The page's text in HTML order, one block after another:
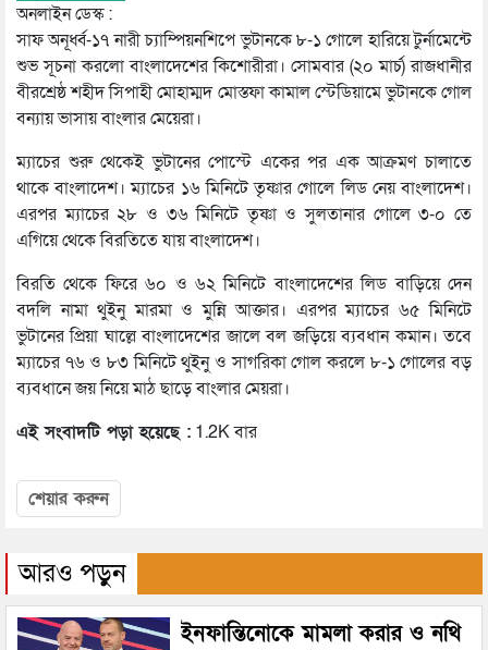
অনলাইন ডেস্ক :
সাফ অনূর্ধ্ব-১৭ নারী চ্যাম্পিয়নশিপে ভুটানকে ৮-১ গোলে হারিয়ে টুর্নামেন্টে
শুভ সূচনা করলো বাংলাদেশের কিশোরীরা। সোমবার (২০ মার্চ) রাজধানীর
বীরশ্রেষ্ঠ শহীদ সিপাহী মোহাম্মদ মোস্তফা কামাল স্টেডিয়ামে ভুটানকে গোল
বন্যায় ভাসায় বাংলার মেয়েরা।
ম্যাচের শুরু থেকেই ভুটানের পোস্টে একের পর এক আক্রমণ চালাতে
থাকে বাংলাদেশ। ম্যাচের ১৬ মিনিটে তৃষ্ণার গোলে লিড নেয় বাংলাদেশ।
এরপর ম্যাচের ২৮ ও ৩৬ মিনিটে তৃষ্ণা ও সুলতানার গোলে ৩-০ তে
এগিয়ে থেকে বিরতিতে যায় বাংলাদেশ।
বিরতি থেকে ফিরে ৬০ ও ৬২ মিনিটে বাংলাদেশের লিড বাড়িয়ে দেন
বদলি নামা থুইনু মারমা ও মুন্নি আক্তার। এরপর ম্যাচের ৬৫ মিনিটে
ভুটানের প্রিয়া ঘাল্লে বাংলাদেশের জালে বল জড়িয়ে ব্যবধান কমান। তবে
ম্যাচের ৭৬ ও ৮৩ মিনিটে থুইনু ও সাগরিকা গোল করলে ৮-১ গোলের বড়
ব্যবধানে জয় নিয়ে মাঠ ছাড়ে বাংলার মেয়রা।
এই সংবাদটি পড়া হয়েছে : 1.2K বার
শেয়ার করুন
আরও পড়ুন
ইনফান্তিনোকে মামলা করার ও নথি